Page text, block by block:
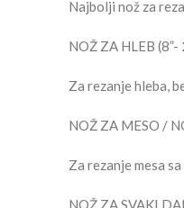
Najbolji nož za
NOŽ ZA HLEB (8”-
Za rezanje hleba,
NOŽ ZA MESO /
Za rezanje mesa
NOŽ ZA SVAKI